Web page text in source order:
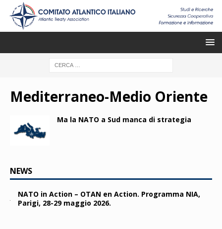
Mediterraneo-Medio Oriente
Ma la NATO a Sud manca di strategia
NEWS
NATO in Action – OTAN en Action. Programma NIA,
Parigi, 28-29 maggio 2026.